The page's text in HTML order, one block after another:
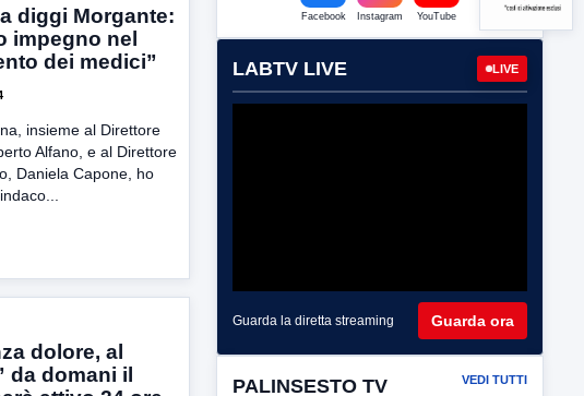
diggi Morgante:
impegno nel
dei medici”
insieme al Direttore
Alfano, e al Direttore
Daniela Capone, ho
dolore, al
da domani il
Facebook Instagram YouTube
LABTV LIVE LIVE
Guarda la diretta streaming Guarda ora
PALINSESTO TV VEDI TUTTI